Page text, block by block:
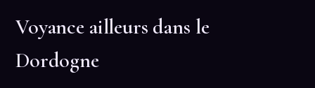
Voyance ailleurs dans le
Dordogne